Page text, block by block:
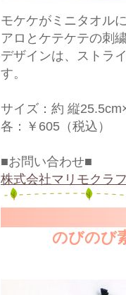
モケケがミニタオル
アロとケテケテの刺
デザインは、ストラ
す。
サイズ：約 縦
各：￥605（税込）
■お問い合わせ■
株式会社マリモクラ
のびのび